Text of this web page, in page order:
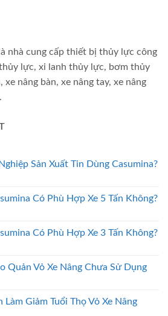
nhà cung cấp thiết bị thủy lực công
lực, xi lanh thủy lực, bơm thủy
xe nâng bàn, xe nâng tay, xe nâng
Sản Xuất Tin Dùng Casumina?
Có Phù Hợp Xe 5 Tấn Không?
Có Phù Hợp Xe 3 Tấn Không?
Quản Vỏ Xe Nâng Chưa Sử Dụng
Làm Giảm Tuổi Thọ Vỏ Xe Nâng